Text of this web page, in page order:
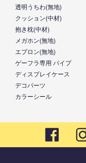
透明うちわ(無地)
クッション(中材)
抱き枕(中材)
メガホン(無地)
エプロン(無地)
ゲーフラ専用 パイプ
ディスプレイケース
デコパーツ
カラーシール